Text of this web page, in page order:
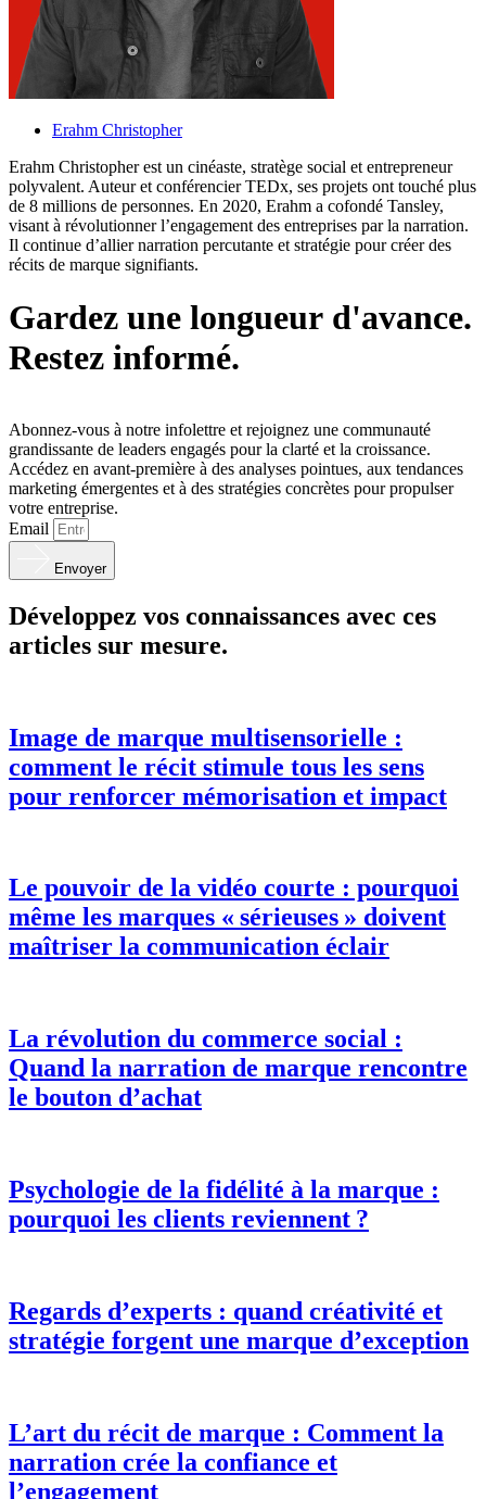
Erahm Christopher
Erahm Christopher est un cinéaste, stratège social et entrepreneur
polyvalent. Auteur et conférencier TEDx, ses projets ont touché plus
de 8 millions de personnes. En 2020, Erahm a cofondé Tansley,
visant à révolutionner l’engagement des entreprises par la narration.
Il continue d’allier narration percutante et stratégie pour créer des
récits de marque signifiants.
Gardez une longueur d'avance.
Restez informé.
Abonnez-vous à notre infolettre et rejoignez une communauté
grandissante de leaders engagés pour la clarté et la croissance.
Accédez en avant-première à des analyses pointues, aux tendances
marketing émergentes et à des stratégies concrètes pour propulser
votre entreprise.
Email
Envoyer
Développez vos connaissances avec ces
articles sur mesure.
Image de marque multisensorielle :
comment le récit stimule tous les sens
pour renforcer mémorisation et impact
Le pouvoir de la vidéo courte : pourquoi
même les marques « sérieuses » doivent
maîtriser la communication éclair
La révolution du commerce social :
Quand la narration de marque rencontre
le bouton d’achat
Psychologie de la fidélité à la marque :
pourquoi les clients reviennent ?
Regards d’experts : quand créativité et
stratégie forgent une marque d’exception
L’art du récit de marque : Comment la
narration crée la confiance et
l’engagement